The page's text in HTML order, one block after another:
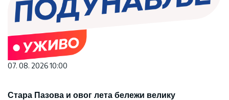
07. 08. 2026 10:00
Стара Пазова и овог лета бележи велику